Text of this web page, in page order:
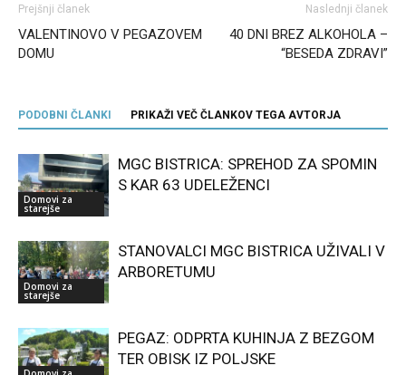
Prejšnji članek
VALENTINOVO V PEGAZOVEM
DOMU
Naslednji članek
40 DNI BREZ ALKOHOLA –
“BESEDA ZDRAVI”
PODOBNI ČLANKI PRIKAŽI VEČ ČLANKOV TEGA AVTORJA
Domovi za
starejše
MGC BISTRICA: SPREHOD ZA SPOMIN
S KAR 63 UDELEŽENCI
Domovi za
starejše
STANOVALCI MGC BISTRICA UŽIVALI V
ARBORETUMU
PEGAZ: ODPRTA KUHINJA Z BEZGOM
TER OBISK IZ POLJSKE